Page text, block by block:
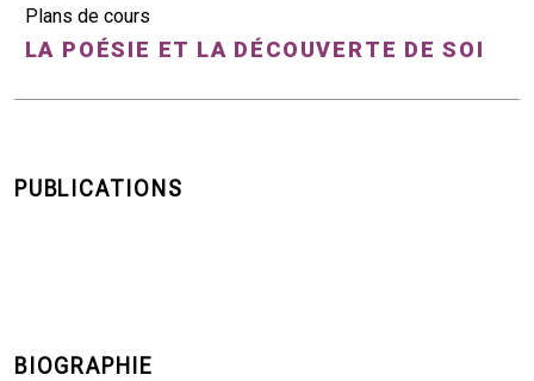
BIOGRAPHIE
Plans de cours
LA POÉSIE ET LA DÉCOUVERTE DE SOI
PUBLICATIONS